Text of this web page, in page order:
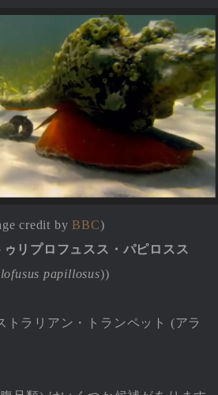
credit by BBC)
ゥリプロフュスス・パピロスス
papillosus))
トラリアン・トランペット (アラ